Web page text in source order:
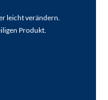
leicht verändern.
Produkt.